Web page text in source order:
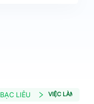
LIÊU VIỆC LÀM